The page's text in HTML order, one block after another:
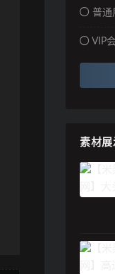
普通
VIP
素材展